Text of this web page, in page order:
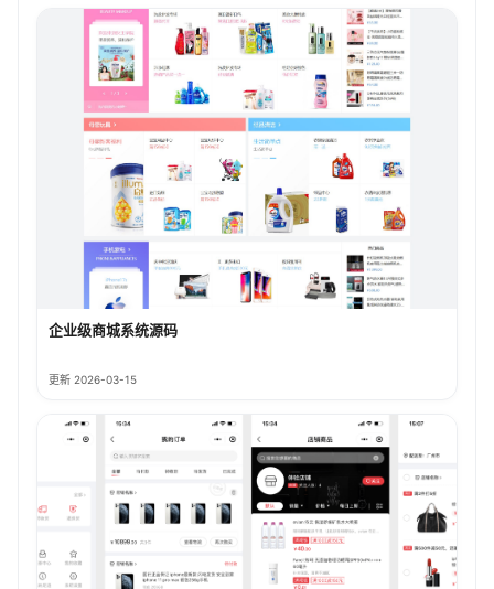
企业级商城系统源码
更新 2026-03-15